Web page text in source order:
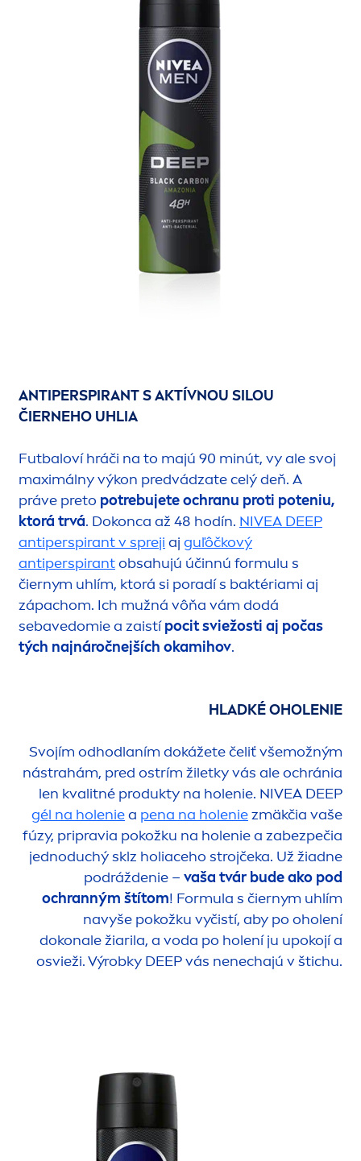
ANTIPERSPIRANT S AKTÍVNOU SILOU
ČIERNEHO UHLIA
Futbaloví hráči na to majú 90 minút, vy ale svoj
maximálny výkon predvádzate celý deň. A
práve preto potrebujete ochranu proti poteniu,
ktorá trvá. Dokonca až 48 hodín. NIVEA DEEP
antiperspirant v spreji aj guľôčkový
antiperspirantobsahujú účinnú formulu s
čiernym uhlím, ktorá si poradí s baktériami aj
zápachom. Ich mužná vôňa vám dodá
sebavedomie a zaistípocit sviežosti aj počas
tých najnáročnejších okamihov.
HLADKÉ OHOLENIE
Svojím odhodlaním dokážete čeliť všemožným
nástrahám, pred ostrím žiletky vás ale ochránia
len kvalitné produkty na holenie. NIVEA DEEP
gél na holeniea pena na holeniezmäkčia vaše
fúzy, pripravia pokožku na holenie a zabezpečia
jednoduchý sklz holiaceho strojčeka. Už žiadne
podráždenie – vaša tvár bude ako pod
ochranným štítom! Formula s čiernym uhlím
navyše pokožku vyčistí, aby po oholení
dokonale žiarila, a voda po holení ju upokojí a
osvieži. Výrobky DEEPvás nenechajú v štichu.